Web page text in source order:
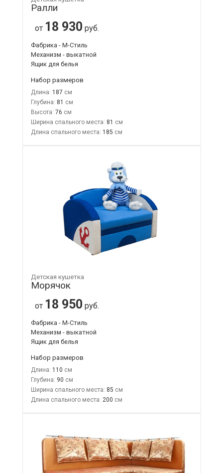
Ралли
от 18 930 руб.
Фабрика - М-Стиль
Механизм - выкатной
Ящик для белья
Набор размеров
Длина: 187
Глубина: 81
Высота: 76
Ширина спального места: 81
Длина спального места: 185
Детская кушетка
Морячок
от 18 950 руб.
Фабрика - М-Стиль
Механизм - выкатной
Ящик для белья
Набор размеров
Длина: 110
Глубина: 90
Ширина спального места: 85
Длина спального места: 200